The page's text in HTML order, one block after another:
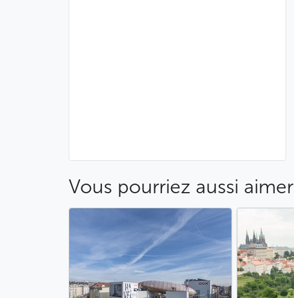
Vous pourriez aussi aimer